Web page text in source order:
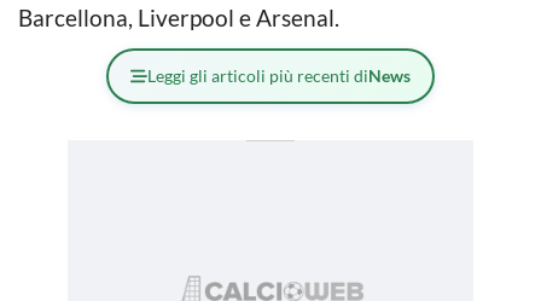
Barcellona, Liverpool e Arsenal.
Leggi gli articoli più recenti diNews